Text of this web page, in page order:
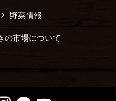
野菜情報
の市場について